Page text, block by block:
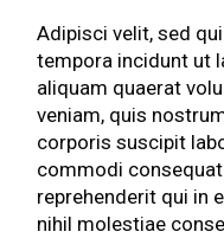
Adipisci velit, sed
tempora incidunt ut
aliquam quaerat
veniam, quis
corporis suscipit
commodi
reprehenderit qui in
nihil molestiae